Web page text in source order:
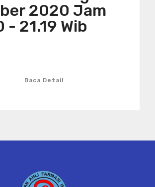
2020 Jam
- 21.19 Wib
Baca Detail